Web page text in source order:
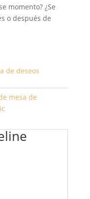
momento? ¿Se
o después de
de deseos
mesa de